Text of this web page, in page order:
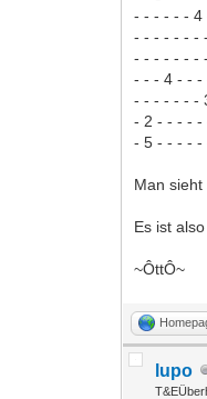
- - - - - - 4
- - - - - - -
- - - - - - -
- - - 4 - - -
- - - - - - -
- 2 - - - - -
- 5 - - - - -
Man
Es ist
~ÔttÔ~
lupo